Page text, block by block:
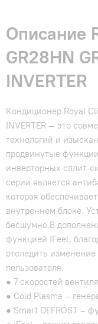
Описание
GR28HN
INVERTER
Кондиционер Royal
INVERTER — это
технологий и
продвинутые
инверторных сплит-
серии является
которая
внутреннем блоке.
бесшумно.В
функцией IFeel,
отследить
пользователя.
● 7 скоростей
● Cold Plasma –
● Smart DEFROST –